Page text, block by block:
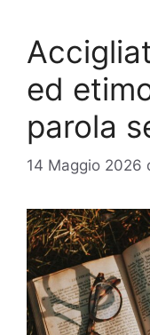
ed
parola
14 Maggio 2026